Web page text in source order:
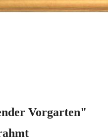
Vorgarten"